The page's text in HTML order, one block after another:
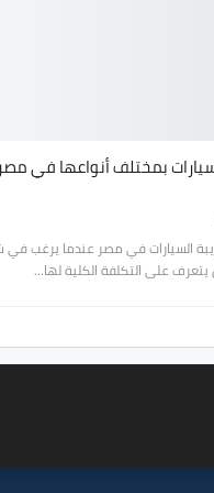
بمختلف أنواعها في مصر
السيارات في مصر عندما يرغب في
يتعرف على التكلفة الكلية لها…